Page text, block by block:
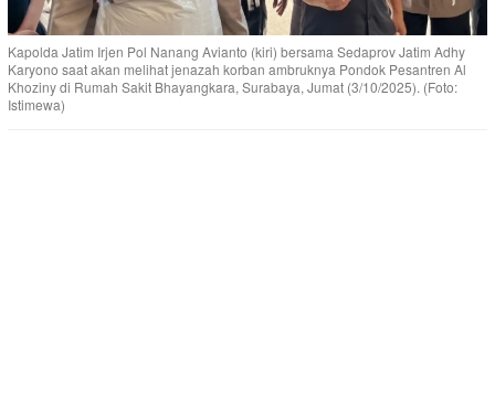
Kapolda Jatim Irjen Pol Nanang Avianto (kiri) bersama Sedaprov Jatim Adhy
Karyono saat akan melihat jenazah korban ambruknya Pondok Pesantren Al
Khoziny di Rumah Sakit Bhayangkara, Surabaya, Jumat (3/10/2025). (Foto:
Istimewa)